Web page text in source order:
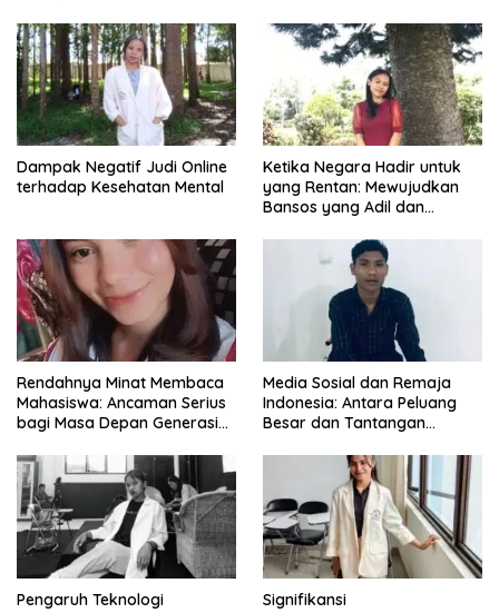
Dampak Negatif Judi Online
terhadap Kesehatan Mental
Ketika Negara Hadir untuk
yang Rentan: Mewujudkan
Bansos yang Adil dan
Rendahnya Minat Membaca
Mahasiswa: Ancaman Serius
bagi Masa Depan Generasi
Media Sosial dan Remaja
Indonesia: Antara Peluang
Besar dan Tantangan
Pengaruh Teknologi
Signifikansi